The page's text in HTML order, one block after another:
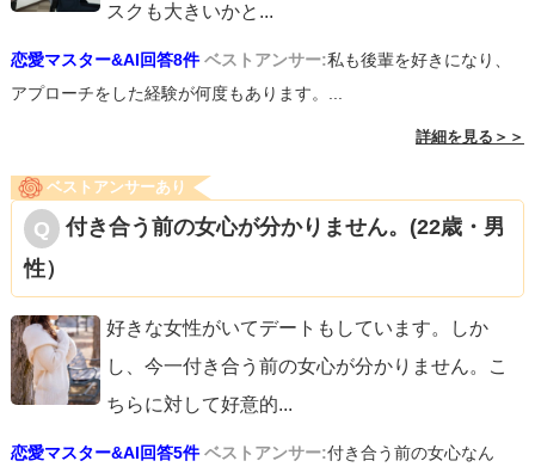
スクも大きいかと ...
恋愛マスター&AI回答8件 ベストアンサー:私も後輩を好きになり、
アプローチをした経験が何度もあります。...
詳細を見る＞＞
ベストアンサーあり
付き合う前の女心が分かりません。(22歳・男
性）
好きな女性がいてデートもしています。しか
し、今一付き合う前の女心が分かりません。こ
ちらに対して好意的...
恋愛マスター&AI回答5件 ベストアンサー:付き合う前の女心なん